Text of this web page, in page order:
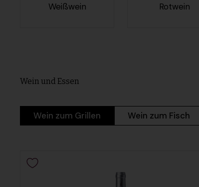
Weißwein Rotwein
Wein und Essen
Wein zum Grillen Wein zum Fisch